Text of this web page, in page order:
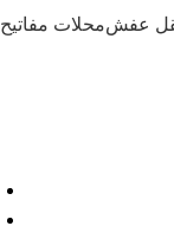
عفشمحلات مفاتيح